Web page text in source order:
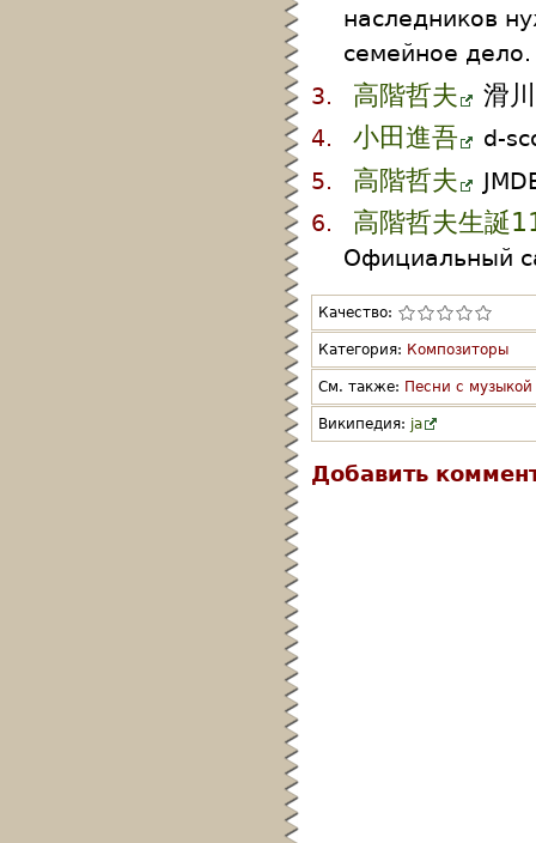
наследников
семейное дело.
3.
高階哲夫 滑
4. 小田進吾
d-
5.
高階哲夫
6.
高階哲夫生誕
Официальный
Качество:
Категория: Композиторы
См. также: Песни с
Википедия: ja
Добавить